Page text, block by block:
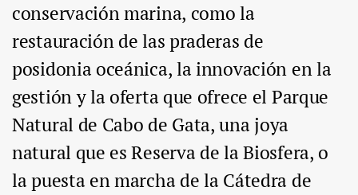
conservación marina, como la
restauración de las praderas de
posidonia oceánica, la innovación en la
gestión y la oferta que ofrece el Parque
Natural de Cabo de Gata, una joya
natural que es Reserva de la Biosfera, o
la puesta en marcha de la Cátedra de